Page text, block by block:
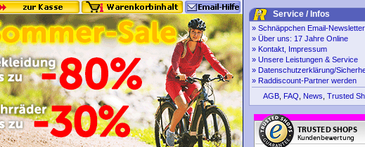
Service / Infos
» Schnäppchen Email-Newsletter
» Über uns: 17 Jahre Online
» Kontakt, Impressum
» Unsere Leistungen & Service
» Datenschutzerklärung/
» Raddiscount-Partner werden
AGB FAQ News Trusted